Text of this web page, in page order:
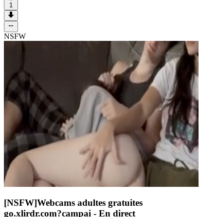
1
NSFW
[NSFW]Webcams adultes gratuites
go.xlirdr.com?campai - En direct